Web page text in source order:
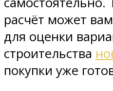
расчёт может
для оценки
строительства
покупки уже